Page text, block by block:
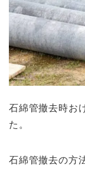
石綿管撤去時お
た。
石綿管撤去の方